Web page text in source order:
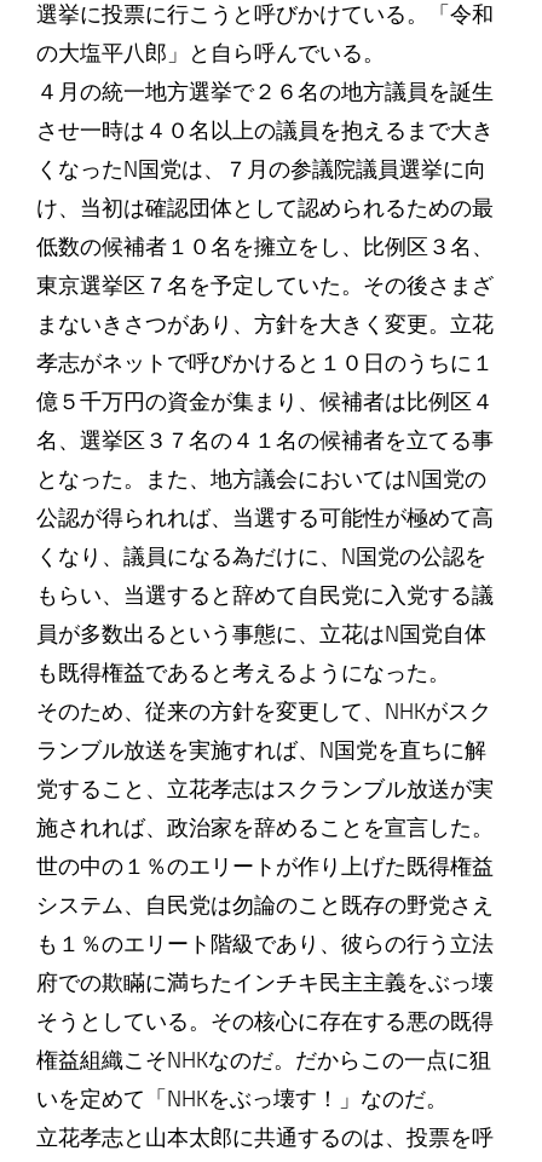
選挙に投票に行こうと呼びかけている。「令和
の大塩平八郎」と自ら呼んでいる。
４月の統一地方選挙で２６名の地方議員を誕生
させ一時は４０名以上の議員を抱えるまで大き
くなったN国党は、７月の参議院議員選挙に向
け、当初は確認団体として認められるための最
低数の候補者１０名を擁立をし、比例区３名、
東京選挙区７名を予定していた。その後さまざ
まないきさつがあり、方針を大きく変更。立花
孝志がネットで呼びかけると１０日のうちに１
億５千万円の資金が集まり、候補者は比例区４
名、選挙区３７名の４１名の候補者を立てる事
となった。また、地方議会においてはN国党の
公認が得られれば、当選する可能性が極めて高
くなり、議員になる為だけに、N国党の公認を
もらい、当選すると辞めて自民党に入党する議
員が多数出るという事態に、立花はN国党自体
も既得権益であると考えるようになった。
そのため、従来の方針を変更して、NHKがスク
ランブル放送を実施すれば、N国党を直ちに解
党すること、立花孝志はスクランブル放送が実
施されれば、政治家を辞めることを宣言した。
世の中の１％のエリートが作り上げた既得権益
システム、自民党は勿論のこと既存の野党さえ
も１％のエリート階級であり、彼らの行う立法
府での欺瞞に満ちたインチキ民主主義をぶっ壊
そうとしている。その核心に存在する悪の既得
権益組織こそNHKなのだ。だからこの一点に狙
いを定めて「NHKをぶっ壊す！」なのだ。
立花孝志と山本太郎に共通するのは、投票を呼